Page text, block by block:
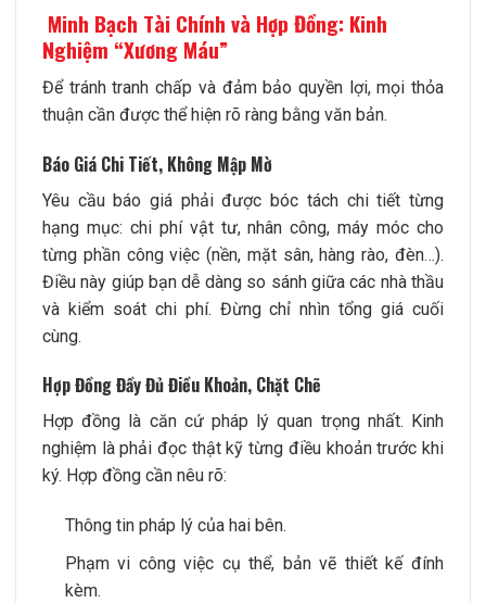
Minh Bạch Tài Chính và Hợp Đồng: Kinh
Nghiệm “Xương Máu”
Để tránh tranh chấp và đảm bảo quyền lợi, mọi thỏa
thuận cần được thể hiện rõ ràng bằng văn bản.
Báo Giá Chi Tiết, Không Mập Mờ
Yêu cầu báo giá phải được bóc tách chi tiết từng
hạng mục: chi phí vật tư, nhân công, máy móc cho
từng phần công việc (nền, mặt sân, hàng rào, đèn…).
Điều này giúp bạn dễ dàng so sánh giữa các nhà thầu
và kiểm soát chi phí. Đừng chỉ nhìn tổng giá cuối
cùng.
Hợp Đồng Đầy Đủ Điều Khoản, Chặt Chẽ
Hợp đồng là căn cứ pháp lý quan trọng nhất. Kinh
nghiệm là phải đọc thật kỹ từng điều khoản trước khi
ký. Hợp đồng cần nêu rõ:
Thông tin pháp lý của hai bên.
Phạm vi công việc cụ thể, bản vẽ thiết kế đính
kèm.